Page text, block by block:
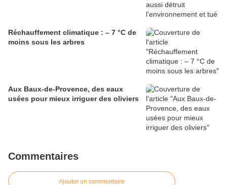
Réchauffement climatique : – 7 °C de
moins sous les arbres
Aux Baux-de-Provence, des eaux
usées pour mieux irriguer des oliviers
Commentaires
Ajouter un commentaire